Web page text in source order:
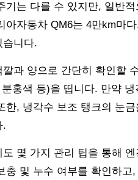
기는 다를 수 있지만, 일반
아자동차 QM6는 4만km마
습니다.
과 양으로 간단히 확인할
홍색 등)을 띱니다. 만약
한, 냉각수 보조 탱크의 눈
.
몇 가지 관리 팁을 통해
충 및 누수 여부를 확인하